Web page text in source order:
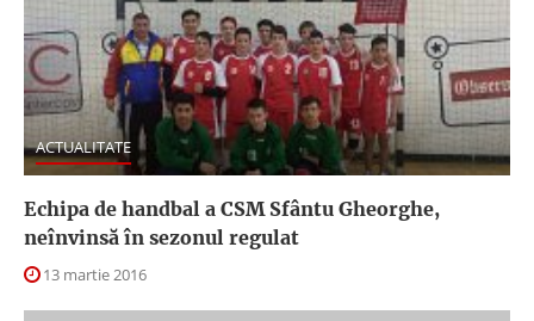
ACTUALITATE
Echipa de handbal a CSM Sfântu Gheorghe,
neînvinsă în sezonul regulat
13 martie 2016